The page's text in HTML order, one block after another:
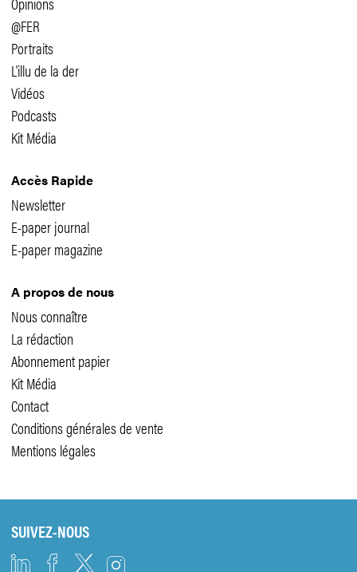
@FER
Portraits
L'illu de la der
Vidéos
Podcasts
Kit Média
Accès Rapide
Newsletter
E-paper journal
E-paper magazine
A propos de nous
Nous connaître
La rédaction
Abonnement papier
Kit Média
Contact
Conditions générales de vente
Mentions légales
SUIVEZ-NOUS